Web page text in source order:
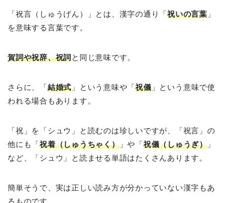
「祝言（しゅうげん）」とは、漢字の通り「祝いの言葉 」
を意味する言葉です。
賀詞や祝辞、祝詞と同じ意味です。
さらに、「結婚式 」という意味や「祝儀」という意味で使
われる場合もあります。
「祝」を「シュウ」と読むのは珍しいですが、「祝言」の
他にも「祝着（しゅうちゃく）」や「祝儀（しゅうぎ） 」
など、「シュウ」と読ませる単語はたくさんあります。
簡単そうで、実は正しい読み方が分かっていない漢字もあ
るものです。